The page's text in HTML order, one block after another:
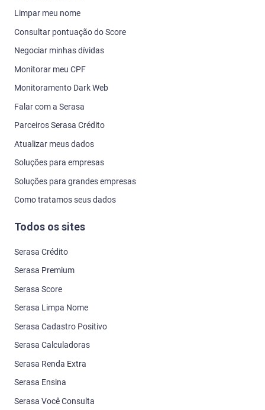
Limpar meu nome
Consultar pontuação do Score
Negociar minhas dívidas
Monitorar meu CPF
Monitoramento Dark Web
Falar com a Serasa
Parceiros Serasa Crédito
Atualizar meus dados
Soluções para empresas
Soluções para grandes empresas
Como tratamos seus dados
Todos os sites
Serasa Crédito
Serasa Premium
Serasa Score
Serasa Limpa Nome
Serasa Cadastro Positivo
Serasa Calculadoras
Serasa Renda Extra
Serasa Ensina
Serasa Você Consulta